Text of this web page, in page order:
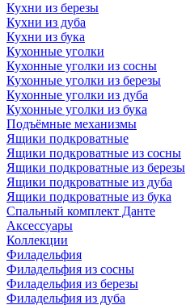
Кухни из березы
Кухни из дуба
Кухни из бука
Кухонные уголки
Кухонные уголки из сосны
Кухонные уголки из березы
Кухонные уголки из дуба
Кухонные уголки из бука
Подъёмные механизмы
Ящики подкроватные
Ящики подкроватные из сосны
Ящики подкроватные из березы
Ящики подкроватные из дуба
Ящики подкроватные из бука
Спальный комплект Данте
Аксессуары
Коллекции
Филадельфия
Филадельфия из сосны
Филадельфия из березы
Филадельфия из дуба